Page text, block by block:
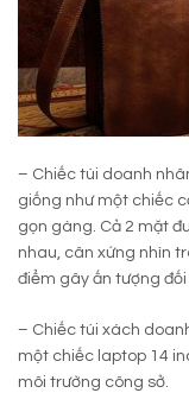
– Chiếc túi doanh
giống như một chiếc
gọn gàng. Cả 2 mặt
nhau, cân xứng nhìn
điểm gây ấn tượng
– Chiếc túi xách
một chiếc laptop 14
môi trường công sở.